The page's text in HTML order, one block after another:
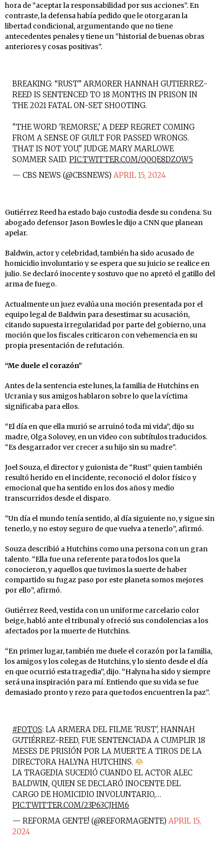
hora de “aceptar la responsabilidad por sus acciones”. En
contraste, la defensa había pedido que le otorgaran la
libertad condicional, argumentando que no tiene
antecedentes penales y tiene un “historial de buenas obras
anteriores y cosas positivas”.
BREAKING: “RUST” ARMORER HANNAH GUTIERREZ-
REED IS SENTENCED TO 18 MONTHS IN PRISON IN
THE 2021 FATAL ON-SET SHOOTING.
"THE WORD 'REMORSE,' A DEEP REGRET COMING
FROM A SENSE OF GUILT FOR PASSED WRONGS.
THAT IS NOT YOU," JUDGE MARY MARLOWE
SOMMER SAID. PIC.TWITTER.COM/Q0QE8DZOW5
— CBS NEWS (@CBSNEWS) APRIL 15, 2024
Gutiérrez Reed ha estado bajo custodia desde su condena. Su
abogado defensor Jason Bowles le dijo a CNN que planean
apelar.
Baldwin, actor y celebridad, también ha sido acusado de
homicidio involuntario y se espera que su juicio se realice en
julio. Se declaró inocente y sostuvo que no apretó el gatillo del
arma de fuego.
Actualmente un juez evalúa una moción presentada por el
equipo legal de Baldwin para desestimar su acusación,
citando supuesta irregularidad por parte del gobierno, una
moción que los fiscales criticaron con vehemencia en su
propia presentación de refutación.
“Me duele el corazón”
Antes de la sentencia este lunes, la familia de Hutchins en
Ucrania y sus amigos hablaron sobre lo que la víctima
significaba para ellos.
“El día en que ella murió se arruinó toda mi vida”, dijo su
madre, Olga Solovey, en un video con subtítulos traducidos.
“Es desgarrador ver crecer a su hijo sin su madre”.
Joel Souza, el director y guionista de “Rust” quien también
resultó herido en el incidente, reconoció el dolor físico y
emocional que ha sentido en los dos años y medio
transcurridos desde el disparo.
“Un día el mundo tenía sentido, al día siguiente no, y sigue sin
tenerlo, y no estoy seguro de que vuelva a tenerlo”, afirmó.
Souza describió a Hutchins como una persona con un gran
talento. “Ella fue una referente para todos los que la
conocieron, y aquellos que tuvimos la suerte de haber
compartido su fugaz paso por este planeta somos mejores
por ello”, afirmó.
Gutiérrez Reed, vestida con un uniforme carcelario color
beige, habló ante el tribunal y ofreció sus condolencias a los
afectados por la muerte de Hutchins.
“En primer lugar, también me duele el corazón por la familia,
los amigos y los colegas de Hutchins, y lo siento desde el día
en que ocurrió esta tragedia”, dijo. “Halyna ha sido y siempre
será una inspiración para mí. Entiendo que su vida se fue
demasiado pronto y rezo para que todos encuentren la paz”.
#FOTOS: LA ARMERA DEL FILME 'RUST', HANNAH
GUTIÉRREZ-REED, FUE SENTENCIADA A CUMPLIR 18
MESES DE PRISIÓN POR LA MUERTE A TIROS DE LA
DIRECTORA HALYNA HUTCHINS.
LA TRAGEDIA SUCEDIÓ CUANDO EL ACTOR ALEC
BALDWIN, QUIEN SE DECLARÓ INOCENTE DEL
CARGO DE HOMICIDIO INVOLUNTARIO,…
PIC.TWITTER.COM/23P63CJHM6
— REFORMA GENTE! (@REFORMAGENTE) APRIL 15,
2024